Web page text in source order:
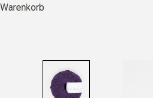
Warenkorb